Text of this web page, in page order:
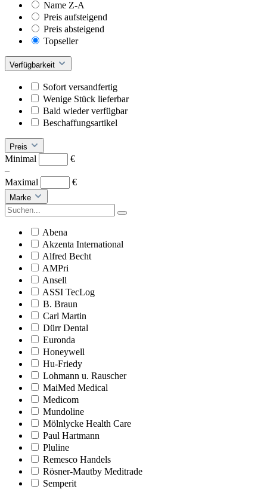
Name Z-A
Preis aufsteigend
Preis absteigend
Topseller
Verfügbarkeit
Sofort versandfertig
Wenige Stück lieferbar
Bald wieder verfügbar
Beschaffungsartikel
Preis
Minimal
€
–
Maximal
€
Marke
Abena
Akzenta International
Alfred Becht
AMPri
Ansell
ASSI TecLog
B. Braun
Carl Martin
Dürr Dental
Euronda
Honeywell
Hu-Friedy
Lohmann u. Rauscher
MaiMed Medical
Medicom
Mundoline
Mölnlycke Health Care
Paul Hartmann
Pluline
Remesco Handels
Rösner-Mautby Meditrade
Semperit